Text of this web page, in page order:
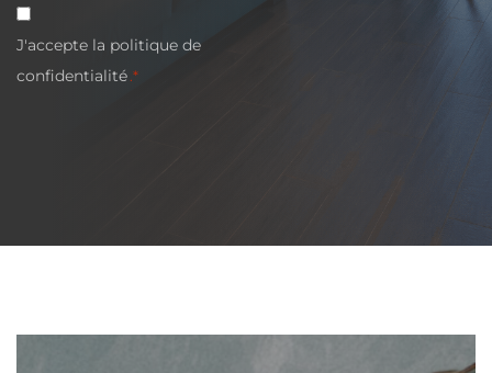
Consentement
*
J'accepte la politique de
confidentialité.*